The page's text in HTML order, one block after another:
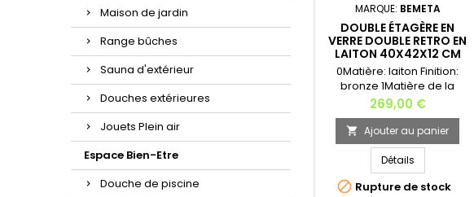
Maison de jardin
Range bûches
Sauna d'extérieur
Douches extérieures
Jouets Plein air
Espace Bien-Etre
Douche de piscine
MARQUE: BEMETA
DOUBLE ÉTAGÈRE EN
VERRE DOUBLE RETRO EN
LAITON 40X42X12 CM
0Matière: laiton Finition:
bronze 1Matière de la
tablette: verre Dimensions:
40x42x12 cm Longueur: 40
cm Hauteur:
42cm Profondeur: 12
cm Poids: 3 kg Kit de fixation
fourni.Fabrication
européenne
Prix
269,00 €
 Ajouter au panier
Détails
 Rupture de stock